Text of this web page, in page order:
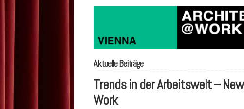
Aktuelle Beiträge
Trends in der Arbeitswelt – New
Work